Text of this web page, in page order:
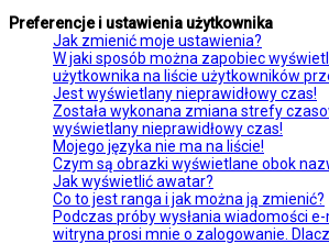
Preferencje i ustawienia użytkownika
Jak zmienić moje ustawienia?
W jaki sposób można zapobiec
użytkownika na liście użytkowników
Jest wyświetlany nieprawidłowy czas!
Została wykonana zmiana strefy
wyświetlany nieprawidłowy czas!
Mojego języka nie ma na liście!
Czym są obrazki wyświetlane obok
Jak wyświetlić awatar?
Co to jest ranga i jak można ją zmienić?
Podczas próby wysłania wiadomości
witryna prosi mnie o zalogowanie.